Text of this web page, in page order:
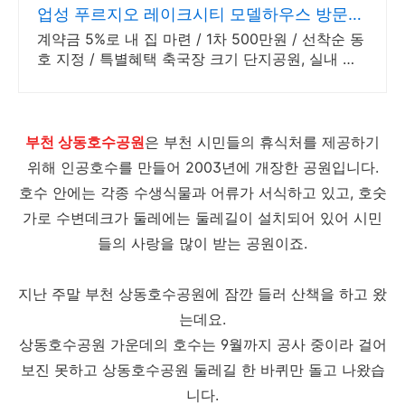
업성 푸르지오 레이크시티 모델하우스 방문예
약 접수처!
계약금 5%로 내 집 마련 / 1차 500만원 / 선착순 동
호 지정 / 특별혜택 축국장 크기 단지공원, 실내 수
부천 상동호수공원은 부천 시민들의 휴식처를 제공하기
위해 인공호수를 만들어 2003년에 개장한 공원입니다.
호수 안에는 각종 수생식물과 어류가 서식하고 있고, 호숫
가로 수변데크가 둘레에는 둘레길이 설치되어 있어 시민
들의 사랑을 많이 받는 공원이죠.
지난 주말 부천 상동호수공원에 잠깐 들러 산책을 하고 왔
는데요.
상동호수공원 가운데의 호수는 9월까지 공사 중이라 걸어
보진 못하고 상동호수공원 둘레길 한 바퀴만 돌고 나왔습
니다.